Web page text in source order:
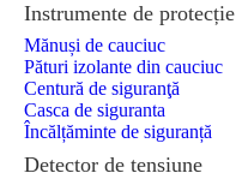
Instrumente de
Mănuși de cauciuc
Pături izolante din cauciuc
Centură de siguranţă
Casca de siguranta
Încălțăminte de siguranță
Detector de tensiune